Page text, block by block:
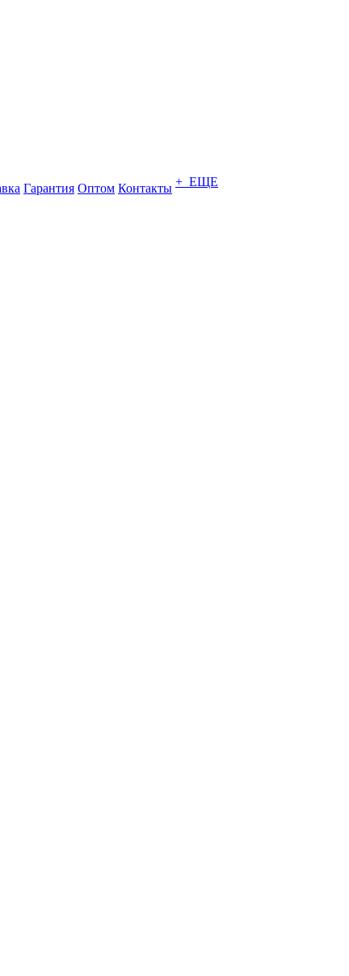
Гарантия Оптом Контакты + ЕЩЕ